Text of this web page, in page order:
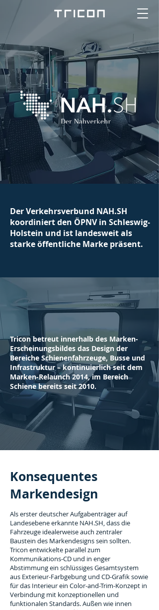
Der Verkehrsverbund NAH.SH
koordiniert den ÖPNV in Schleswig-
Holstein und ist landesweit als
starke öffentliche Marke präsent.
Tricon betreut innerhalb des Marken-
Erscheinungsbildes das Design der
Bereiche Schienenfahrzeuge, Busse und
Infrastruktur – kontinuierlich seit dem
Marken-Relaunch 2014, im Bereich
Schiene bereits seit 2010.
Konsequentes
Markendesign
Als erster deutscher Aufgabenträger auf
Landesebene erkannte NAH.SH, dass die
Fahrzeuge idealerweise auch zentraler
Baustein des Markendesigns sein sollten.
Tricon entwickelte parallel zum
Kommunikations-CD und in enger
Abstimmung ein schlüssiges Gesamtsystem
aus Exterieur-Farbgebung und CD-Grafik sowie
für das Interieur ein Color-and-Trim-Konzept in
Verbindung mit konzeptionellen und
funktionalen Standards. Außen wie innen